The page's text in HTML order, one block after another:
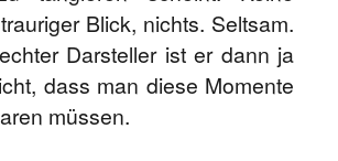
Blick, nichts. Seltsam.
Darsteller ist er dann ja
dass man diese Momente
müssen.